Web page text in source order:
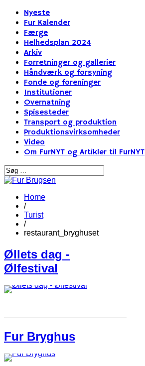
Nyeste
Fur Kalender
Færge
Helhedsplan 2024
Arkiv
Forretninger og gallerier
Håndværk og forsyning
Fonde og foreninger
Institutioner
Overnatning
Spisesteder
Transport og produktion
Produktionsvirksomheder
Video
Om FurNYT og Artikler til FurNYT
Home
/
Turist
/
restaurant_bryghuset
Øllets dag -
Ølfestival
Fur Bryghus